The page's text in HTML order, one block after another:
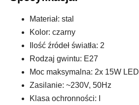
Materiał: stal
Kolor: czarny
Ilość źródeł światła: 2
Rodzaj gwintu: E27
Moc maksymalna: 2x 15W LED
Zasilanie: ~230V, 50Hz
Klasa ochronności: I